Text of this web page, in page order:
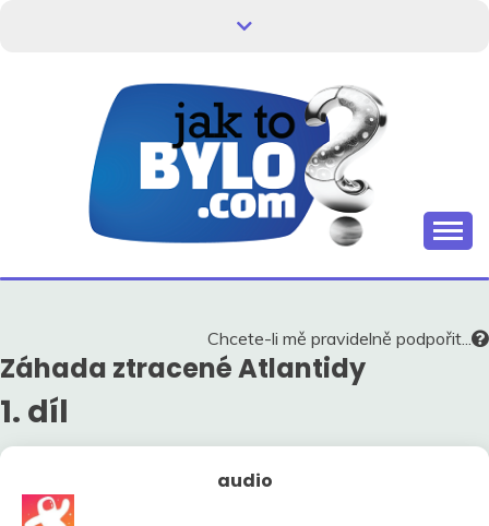
HISTORIE V
SOUVISLOSTECH
Chcete-li mě pravidelně podpořit...
Záhada ztracené Atlantidy
1. díl
audio